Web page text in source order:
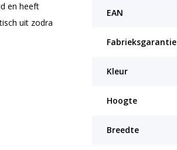
en heeft
uit zodra
EAN
Fabrieksgarantie
Kleur
Hoogte
Breedte